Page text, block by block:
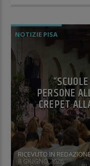
NOTIZIE PISA
PERSONE
CREPET
RICEVUTO IN
8 GIUGNO 2026